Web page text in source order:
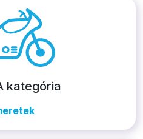
kategória